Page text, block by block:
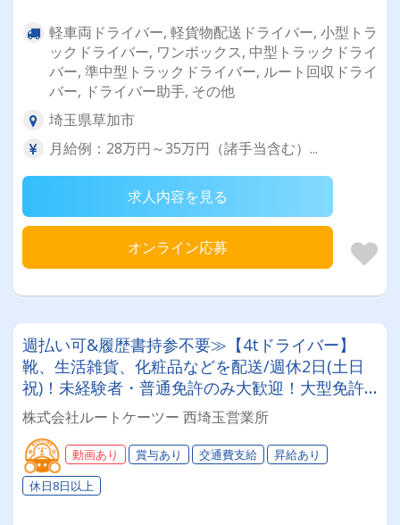
軽車両ドライバー, 軽貨物配送ドライバー, 小型トラ
ックドライバー, ワンボックス, 中型トラックドライ
バー, 準中型トラックドライバー, ルート回収ドライ
バー, ドライバー助手, その他
埼玉県草加市
月給例：28万円～35万円（諸手当含む）...
求人内容を見る
オンライン応募
週払い可&履歴書持参不要≫【4tドライバー】
靴、生活雑貨、化粧品などを配送/週休2日(土日
祝)！未経験者・普通免許のみ大歓迎！大型免許
取得時は50%費用補助制度も有★インセン・賞
与・勤続給・子ども手当など待遇充実
株式会社ルートケーツー 西埼玉営業所
動画あり 賞与あり 交通費支給
昇給あり
休日8日以上